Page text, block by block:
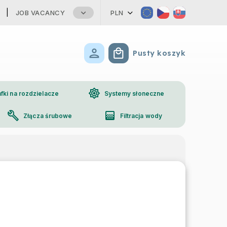
JOB VACANCY PLN
Koszyk
Pusty koszyk
na rozdzielacze brightness_high Systemy słoneczne
build Złącza śrubowe gradient Filtracja wody